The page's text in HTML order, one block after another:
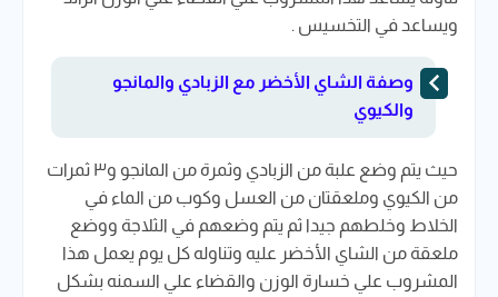
ويساعد في التخسيس .
وصفة الشاي الأخضر مع الزبادي والمانجو
والكيوي
حيث يتم وضع علبة من الزبادي وثمرة من المانجو و٣ ثمرات
من الكيوي وملعقتان من العسل وكوب من الماء في
الخلاط وخلطهم جيدا ثم يتم وضعهم في الثلاجة ووضع
ملعقة من الشاي الأخضر عليه وتناوله كل يوم يعمل هذا
المشروب علي خسارة الوزن والقضاء علي السمنه بشكل